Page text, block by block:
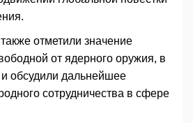
отметили значение
от ядерного оружия, в
обсудили дальнейшее
сотрудничества в сфере